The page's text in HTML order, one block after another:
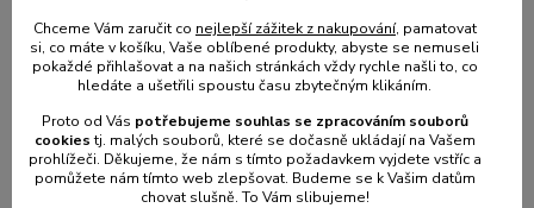
1 569 Kčbez
DPH
Detail
strana z 1
Chceme Vám zaručit co nejlepší zážitek z nakupování, pamatovat
si, co máte v košíku, Vaše oblíbené produkty, abyste se nemuseli
pokaždé přihlašovat a na našich stránkách vždy rychle našli to, co
hledáte a ušetřili spoustu času zbytečným klikáním.
Proto od Vás potřebujeme souhlas se zpracováním souborů
cookiestj. malých souborů, které se dočasně ukládají na Vašem
prohlížeči. Děkujeme, že nám s tímto požadavkem vyjdete vstříc a
pomůžete nám tímto web zlepšovat. Budeme se k Vašim datům
chovat slušně. To Vám slibujeme!